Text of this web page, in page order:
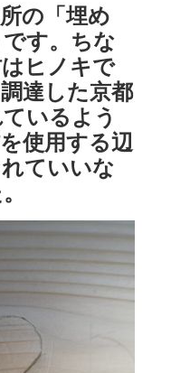
の「埋め
す。ちな
ヒノキで
達した京都
いるよう
使用する辺
ていいな